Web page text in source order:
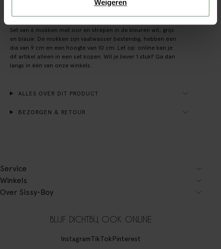
Weigeren
Set van 6 mokken met oor en strepen in de kleuren wit, grijs
en blauw. De mokken zijn vaatwasser bestendig, hebben een
dia van 9 cm en een hoogte van 10 cm. Let op: online kan je
dit artikel alleen in een set kopen. Wil je liever 1 stuk? Ga dan
langs in één van onze winkels.
ALLES OVER DIT PRODUCT
BEZORGEN & RETOUR
Service
Winkels
Over Sissy-Boy
BLIJF DICHTBIJ, OOK ONLINE
InstagramTikTokPinterest